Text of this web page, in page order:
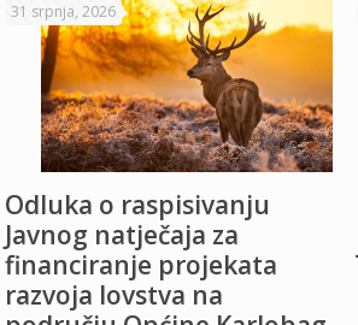
31 srpnja, 2026
Odluka o raspisivanju
Javnog natječaja za
financiranje projekata
razvoja lovstva na